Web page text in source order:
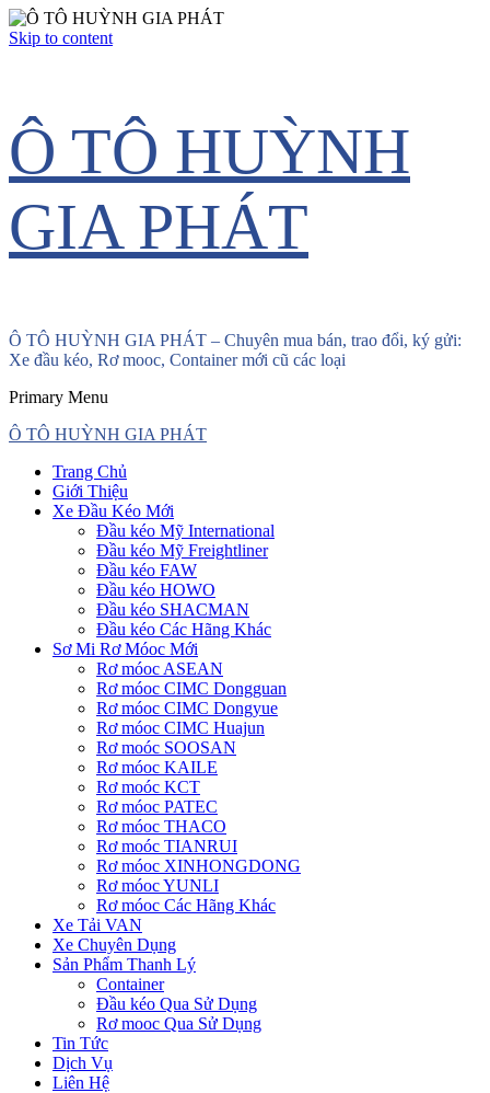
Skip to content
Ô TÔ HUỲNH
GIA PHÁT
Ô TÔ HUỲNH GIA PHÁT – Chuyên mua bán, trao đổi, ký gửi:
Xe đầu kéo, Rơ mooc, Container mới cũ các loại
Primary Menu
Ô TÔ HUỲNH GIA PHÁT
Trang Chủ
Giới Thiệu
Xe Đầu Kéo Mới
Đầu kéo Mỹ International
Đầu kéo Mỹ Freightliner
Đầu kéo FAW
Đầu kéo HOWO
Đầu kéo SHACMAN
Đầu kéo Các Hãng Khác
Sơ Mi Rơ Móoc Mới
Rơ móoc ASEAN
Rơ móoc CIMC Dongguan
Rơ móoc CIMC Dongyue
Rơ móoc CIMC Huajun
Rơ moóc SOOSAN
Rơ móoc KAILE
Rơ moóc KCT
Rơ móoc PATEC
Rơ móoc THACO
Rơ moóc TIANRUI
Rơ móoc XINHONGDONG
Rơ móoc YUNLI
Rơ móoc Các Hãng Khác
Xe Tải VAN
Xe Chuyên Dụng
Sản Phẩm Thanh Lý
Container
Đầu kéo Qua Sử Dụng
Rơ mooc Qua Sử Dụng
Tin Tức
Dịch Vụ
Liên Hệ